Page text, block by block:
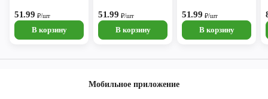
51.99₽/шт
В корзину
51.99₽/шт
В корзину
51.99₽/шт
В корзину
Мобильное приложение